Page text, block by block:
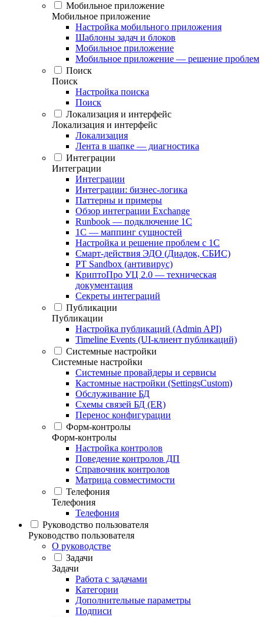
Мобильное приложение
Мобильное приложение
Настройка мобильного приложения
Шаблоны задач и блоков
Мобильное приложение
Мобильное приложение — решение проблем
Поиск
Поиск
Настройка поиска
Поиск
Локализация и интерфейс
Локализация и интерфейс
Локализация
Лента в шапке — диагностика
Интеграции
Интеграции
Интеграции
Интеграции: бизнес-логика
Паттерны и примеры
Обзор интеграции Exchange
Runbook — подключение 1С
1С — маппинг сущностей
Настройка и решение проблем с 1С
Смарт-действия ЭДО (Диадок, СБИС)
PT Sandbox (антивирус)
КриптоПро УЦ 2.0 — техническая
документация
Секреты интеграций
Публикации
Публикации
Настройка публикаций (Admin API)
Timeline Events (UI-клиент публикаций)
Системные настройки
Системные настройки
Системные провайдеры и сервисы
Кастомные настройки (SettingsCustom)
Обслуживание БД
Схемы связей БД (ER)
Перенос конфигурации
Форм-контролы
Форм-контролы
Настройка контролов
Поведение контролов ДП
Справочник контролов
Матрица совместимости
Телефония
Телефония
Телефония
Руководство пользователя
Руководство пользователя
О руководстве
Задачи
Задачи
Работа с задачами
Категории
Дополнительные параметры
Подписи